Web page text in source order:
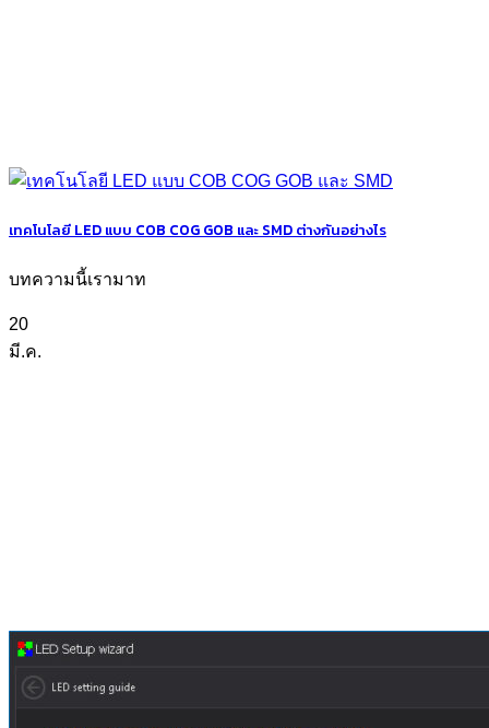
เทคโนโลยี LED แบบ COB COG GOB และ SMD ต่างกันอย่างไร
บทความนี้เรามาท
20
มี.ค.